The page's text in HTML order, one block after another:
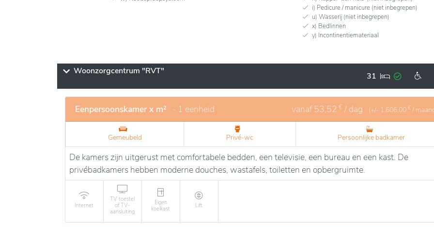
i) Pedicure / manicure (niet inbegrepen)
u) Wasserij (niet inbegrepen)
x) Bedlinnen
y) Incontinentiemateriaal
Woonzorgcentrum "RVT" 31
Eenpersoonskamer x m² - 1 eenheid vanaf 53,52 € / dag (+/- 1.606,00 € /
Gemeubeld Privé-wc Persoonlijke badkamer
De kamers zijn uitgerust met comfortabele bedden, een televisie, een bureau en een kast. De
privébadkamers hebben moderne douches, wastafels, toiletten en opbergruimte.
Internet
TV toestel
of TV-
aansluiting
Eigen
koelkast
Lift